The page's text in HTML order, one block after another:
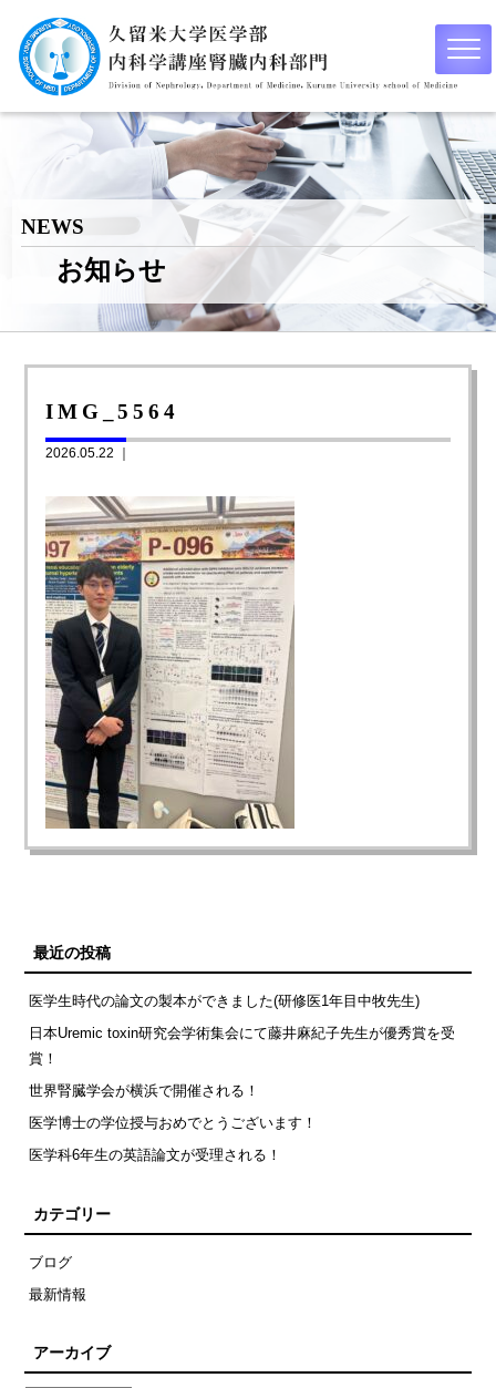
NEWS
お知らせ
IMG_5564
2026.05.22 ｜
最近の投稿
医学生時代の論文の製本ができました(研修医1年目中牧先生)
日本Uremic toxin研究会学術集会にて藤井麻紀子先生が優秀賞を受
賞！
世界腎臓学会が横浜で開催される！
医学博士の学位授与おめでとうございます！
医学科6年生の英語論文が受理される！
カテゴリー
ブログ
最新情報
アーカイブ